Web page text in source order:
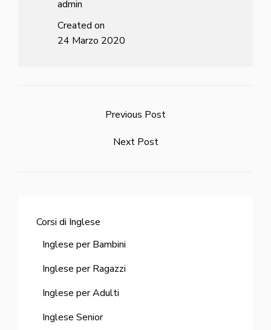
admin
Created on
24 Marzo 2020
Previous Post
Next Post
Corsi di Inglese
Inglese per Bambini
Inglese per Ragazzi
Inglese per Adulti
Inglese Senior